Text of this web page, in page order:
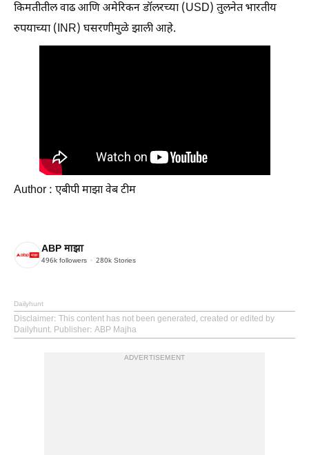
किमतीतील वाढ आणि अमेरिकन डॉलरच्या (USD) तुलनेत भारतीय
रुपयाच्या (INR) घसरणीमुळे झाली आहे.
Author : एबीपी माझा वेब टीम
ABP माझा
496k followers 280k Stories
Dailyhunt
Disclaimer: This content has not been generated, created or edited by
Dailyhunt. Publisher: ABP Majha
ADVERTISEMENT